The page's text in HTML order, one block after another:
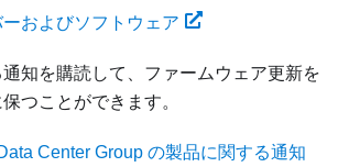
ーおよびソフトウェア
知を購読して、ファームウェア更新を
つことができます。
Center Group の製品に関する通知